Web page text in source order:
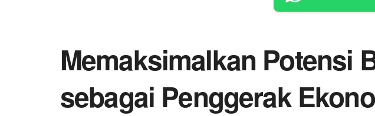
Memaksimalkan Potensi
sebagai Penggerak